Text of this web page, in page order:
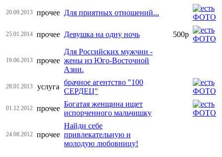
20.09.2013 прочее Для приятных отношений...
25.01.2014 прочее Девушка на одну ночь 500р
19.06.2013 прочее
Для Российских мужчин -
жены из Юго-Восточной
Азии.
28.01.2013 услуга
брачное агентство "100
СЕРДЕЦ"
01.12.2012 прочее
Богатая женщина ищет
испорченного мальчишку
24.08.2012 прочее
Найди себе
привлекательную и
молодую любовницу!